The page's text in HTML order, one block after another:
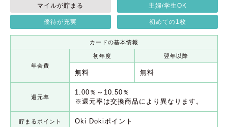
マイルが貯まる 主婦/学生OK
優待が充実 初めての1枚
カードの基本情報
年会費
初年度 翌年以降
無料 無料
還元率
1.00％～10.50％
※還元率は交換商品により異なります。
貯まるポイント Oki Dokiポイント